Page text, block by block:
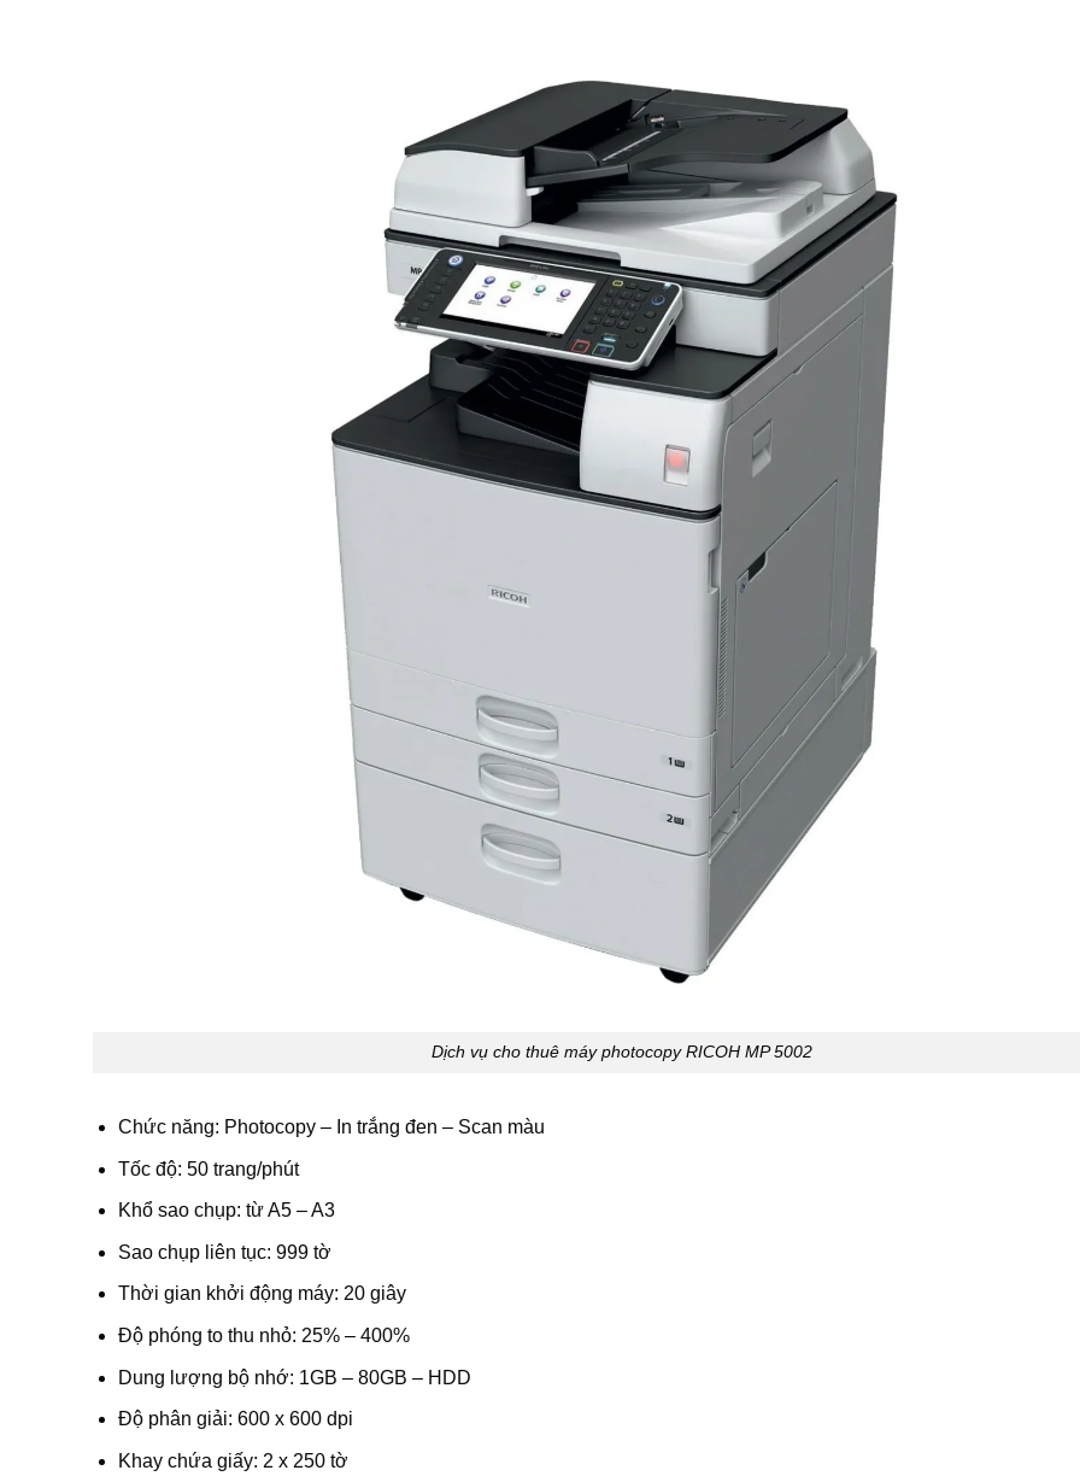
Dịch vụ cho thuê máy photocopy RICOH MP 5002
Chức năng: Photocopy – In trắng đen – Scan màu
Tốc độ: 50 trang/phút
Khổ sao chụp: từ A5 – A3
Sao chụp liên tục: 999 tờ
Thời gian khởi động máy: 20 giây
Độ phóng to thu nhỏ: 25% – 400%
Dung lượng bộ nhớ: 1GB – 80GB – HDD
Độ phân giải: 600 x 600 dpi
Khay chứa giấy: 2 x 250 tờ